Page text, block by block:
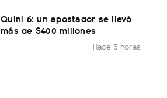
Quini 6: un apostador se llevó
más de $400 millones
Hace 5 horas